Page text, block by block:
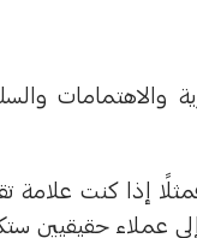
والاهتمامات
إذا كنت علامة
عملاء حقيقيين